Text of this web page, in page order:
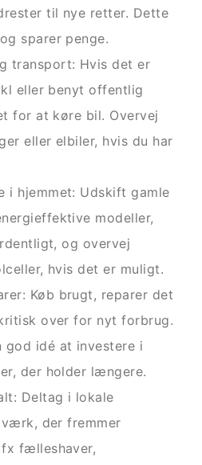
til nye retter. Dette
sparer penge.
transport: Hvis det er
eller benyt offentlig
for at køre bil. Overvej
eller elbiler, hvis du har
i hjemmet: Udskift gamle
modeller,
og overvej
hvis det er muligt.
Køb brugt, reparer det
over for nyt forbrug.
god idé at investere i
der holder længere.
Deltag i lokale
der fremmer
fælleshaver,